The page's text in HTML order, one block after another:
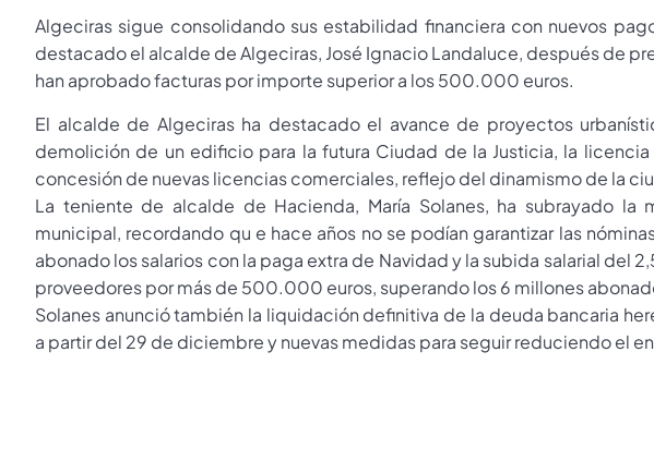
Algeciras sigue consolidando sus estabilidad financiera con nuevos
destacado el alcalde de Algeciras, José Ignacio Landaluce, después de
han aprobado facturas por importe superior a los 500.000 euros.
El alcalde de Algeciras ha destacado el avance de proyectos
demolición de un edificio para la futura Ciudad de la Justicia, la
concesión de nuevas licencias comerciales, reflejo del dinamismo de la
La teniente de alcalde de Hacienda, María Solanes, ha subrayado la
municipal, recordando qu e hace años no se podían garantizar las
abonado los salarios con la paga extra de Navidad y la subida salarial del
proveedores por más de 500.000 euros, superando los 6 millones
Solanes anunció también la liquidación definitiva de la deuda bancaria
a partir del 29 de diciembre y nuevas medidas para seguir reduciendo el